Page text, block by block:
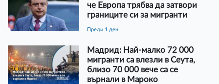
че Европа трябва да затвори
границите си за мигранти
преди 1 ден
Мадрид: Най-малко 72 000
мигранти са влезли в Сеута,
близо 70 000 вече са се
върнали в Мароко